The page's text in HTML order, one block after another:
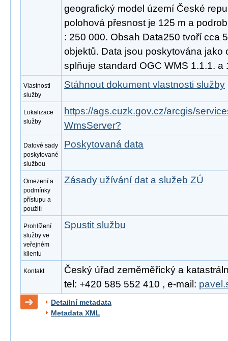
geografický model území České
polohová přesnost je 125 m a
: 250 000. Obsah Data250 tvoří cca
objektů. Data jsou poskytována jako
splňuje standard OGC WMS 1.1.1. a
Vlastnosti
služby
Stáhnout dokument vlastnosti služby
Lokalizace
služby
https://ags.cuzk.gov.cz/arcgis/
WmsServer?
Datové sady
poskytované
službou
Poskytovaná data
Omezení a
podmínky
přístupu a
použití
Zásady užívání dat a služeb ZÚ
Prohlížení
služby ve
veřejném
klientu
Spustit službu
Kontakt
Český úřad zeměměřický a
tel: +420 585 552 410 , e-mail:
Detailní metadata
Metadata XML